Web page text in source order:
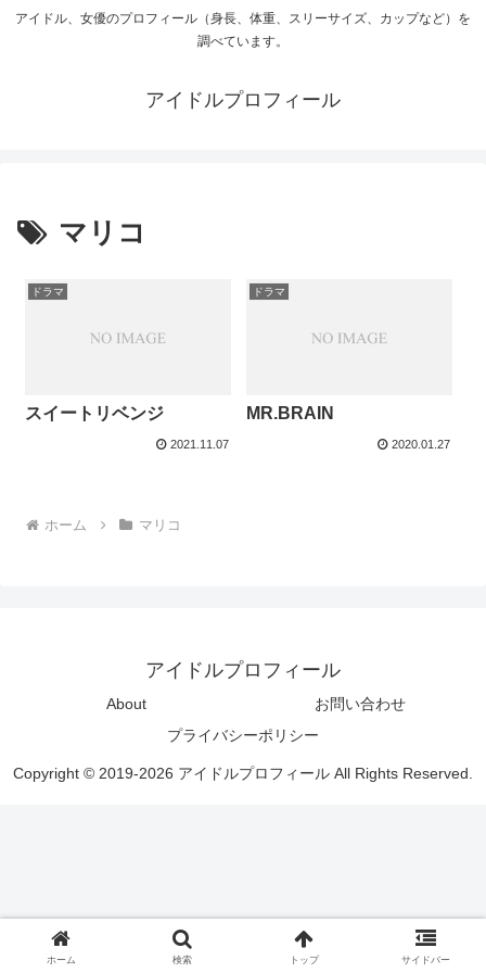
アイドル、女優のプロフィール（身長、体重、スリーサイズ、カップなど）を
調べています。
アイドルプロフィール
マリコ
ドラマ
スイートリベンジ
2021.11.07
ドラマ
MR.BRAIN
2020.01.27
ホーム マリコ
アイドルプロフィール
About
お問い合わせ
プライバシーポリシー
Copyright © 2019-2026 アイドルプロフィール All Rights Reserved.
ホーム 検索 トップ サイドバー